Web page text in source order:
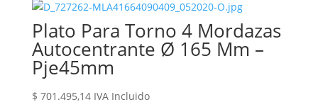
Plato Para Torno 4 Mordazas
Autocentrante Ø 165 Mm –
Pje45mm
$ 701.495,14 IVA Incluido